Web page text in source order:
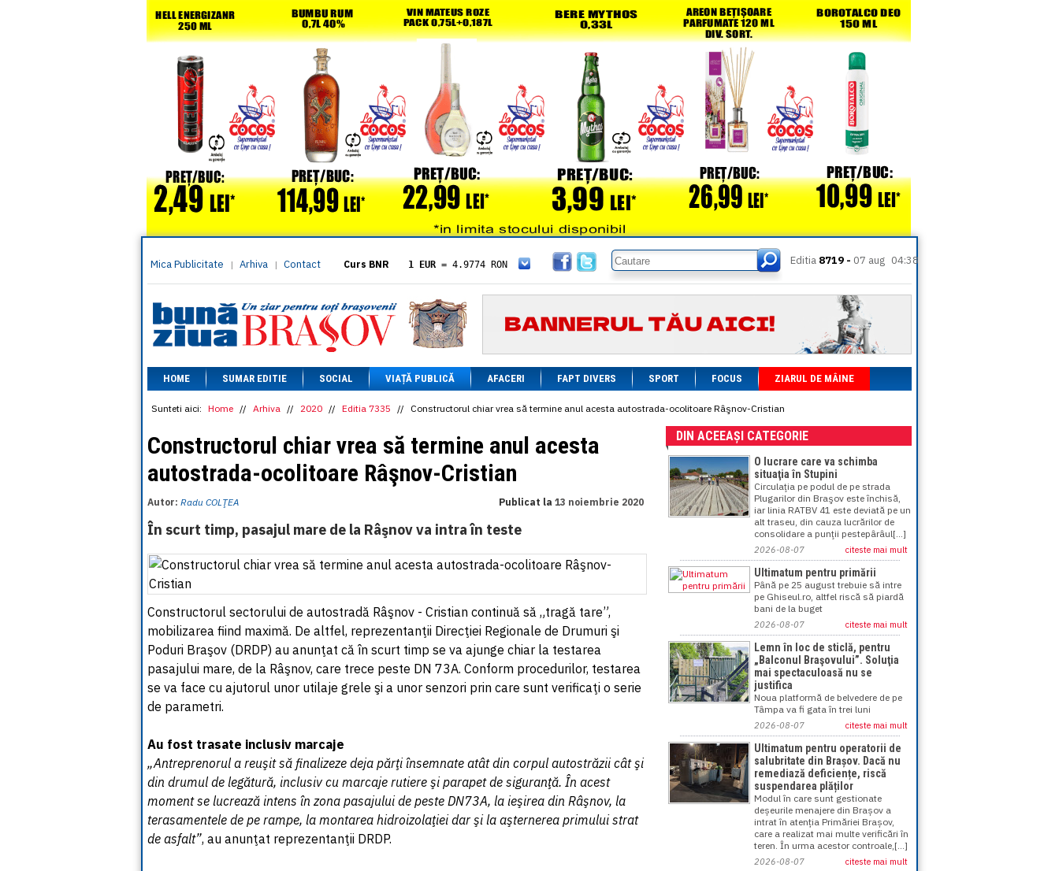
Mica Publicitate | Arhiva | Contact Curs BNR 1 EUR = 4.9774 RON
= 5.8304 RON
1 XAU= 464.4611 RON
1 AED= 1.1933 RON
1 AUD= 2.7957 RON
1 BGN= 2.5449 RON
1 CAD= 3.1559 RON
1 CHF= 5.2813 RON
1 CNY= 0.6015 RON
= 0.6668 RON
1 EGP = 0.0860 RON
= 1.2223 RON
1 INR= 0.0513 RON
= 0.3047 RON
1 MXN = 0.2227 RON
1 NZD = 2.6097 RON
1 RUB = 0.0530 RON
1 SEK= 0.4526 RON
1 TRY = 0.1141 RON
1 UAH= 0.1048 RON
1 XDR= 5.9383 RON
1 ZAR = 0.2318 RON
Editia 8719 - 07 aug 04:38
HOME SUMAR EDITIE SOCIAL VIAȚĂ PUBLICĂ AFACERI FAPT DIVERS SPORT FOCUS ZIARUL DE MÂINE
Sunteti aici: Home // Arhiva // 2020 // Editia 7335 // Constructorul chiar vrea să termine anul acesta autostrada-ocolitoare Râşnov-Cristian
Constructorul chiar vrea să termine anul acesta
autostrada-ocolitoare Râşnov-Cristian
Autor: Radu COLŢEA Publicat la 13 noiembrie 2020
În scurt timp, pasajul mare de la Râşnov va intra în teste
Constructorul sectorului de autostradă Râşnov - Cristian continuă să „tragă tare”,
mobilizarea fiind maximă. De altfel, reprezentanţii Direcţiei Regionale de Drumuri şi
Poduri Braşov (DRDP) au anunţat că în scurt timp se va ajunge chiar la testarea
pasajului mare, de la Râşnov, care trece peste DN 73A. Conform procedurilor, testarea
se va face cu ajutorul unor utilaje grele şi a unor senzori prin care sunt verificaţi o serie
de parametri.
Au fost trasate inclusiv marcaje
„Antreprenorul a reuşit să finalizeze deja părţi însemnate atât din corpul autostrăzii cât şi
din drumul de legătură, inclusiv cu marcaje rutiere şi parapet de siguranţă. În acest
moment se lucrează intens în zona pasajului de peste DN73A, la ieşirea din Râşnov, la
terasamentele de pe rampe, la montarea hidroizolaţiei dar şi la aşternerea primului strat
de asfalt”, au anunţat reprezentanţii DRDP.
DIN ACEEAȘI CATEGORIE
O lucrare care va schimba
situaţia în Stupini
Circulaţia pe podul de pe strada
Plugarilor din Braşov este închisă,
iar linia RATBV 41 este deviată pe un
alt traseu, din cauza lucrărilor de
consolidare a punţii pestepârâul[...]
2026-08-07 citeste mai mult
Ultimatum pentru primării
Până pe 25 august trebuie să intre
pe Ghiseul.ro, altfel riscă să piardă
bani de la buget
2026-08-07 citeste mai mult
Lemn în loc de sticlă, pentru
„Balconul Braşovului”. Soluţia
mai spectaculoasă nu se
justifica
Noua platformă de belvedere de pe
Tâmpa va fi gata în trei luni
2026-08-07 citeste mai mult
Ultimatum pentru operatorii de
salubritate din Brașov. Dacă nu
remediază deficiențe, riscă
suspendarea plăților
Modul în care sunt gestionate
deșeurile menajere din Brașov a
intrat în atenția Primăriei Brașov,
care a realizat mai multe verificări în
teren. În urma acestor controale,[...]
2026-08-07 citeste mai mult